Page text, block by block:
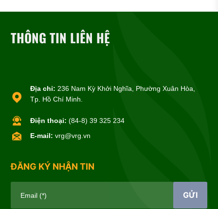
THÔNG TIN LIÊN HỆ
Địa chỉ: 236 Nam Kỳ Khởi Nghĩa, Phường Xuân Hòa,
Tp. Hồ Chí Minh.
Điện thoại: (84-8) 39 325 234
E-mail: vrg@vrg.vn
ĐĂNG KÝ NHẬN TIN
Email (*) GỬI